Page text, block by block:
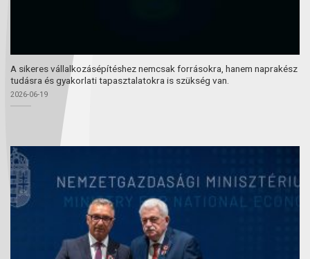
A sikeres vállalkozásépítéshez nemcsak forrásokra, hanem naprakész
tudásra és gyakorlati tapasztalatokra is szükség van.
2026-06-19